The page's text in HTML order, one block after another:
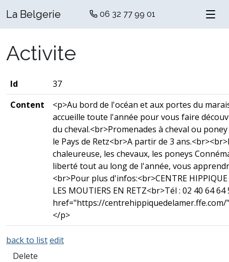
La Belgerie 06 32 77 99 01
Activite
Id
37
Content
<p>Au bord de l'océan et aux portes du
accueille toute l'année pour vous faire
du cheval.<br>Promenades à cheval ou
le Pays de Retz<br>A partir de 3
chaleureuse, les chevaux, les poneys
liberté tout au long de l'année, vous
<br>Pour plus d'infos:<br>CENTRE
LES MOUTIERS EN RETZ<br>Tél : 02 40 64
href="https://
</p>
back to listedit
Delete